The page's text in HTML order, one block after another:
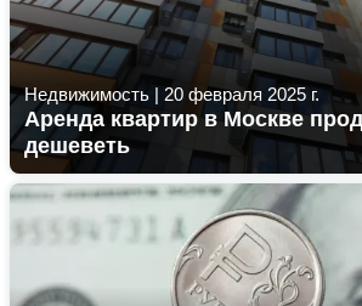
Недвижимость | 20 февраля 2025 г.
Аренда квартир в Москве
дешеветь